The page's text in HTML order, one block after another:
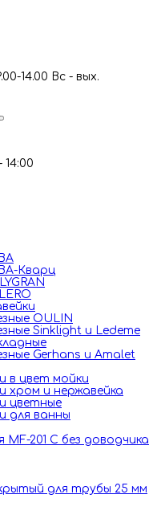
14.00 Вс - вых.
14:00
Кварц
OULIN
Sinklight и Ledeme
Gerhans и Amalet
в цвет мойки
хром и нержавейка
цветные
для ванны
MF-201 C без доводчика
для трубы 25 мм